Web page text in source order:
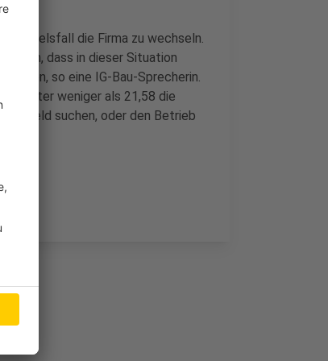
die Firma zu wechseln.
sein, dass in dieser Situation
so eine IG-Bau-Sprecherin.
weniger als 21,58 die
Geld suchen, oder den Betrieb